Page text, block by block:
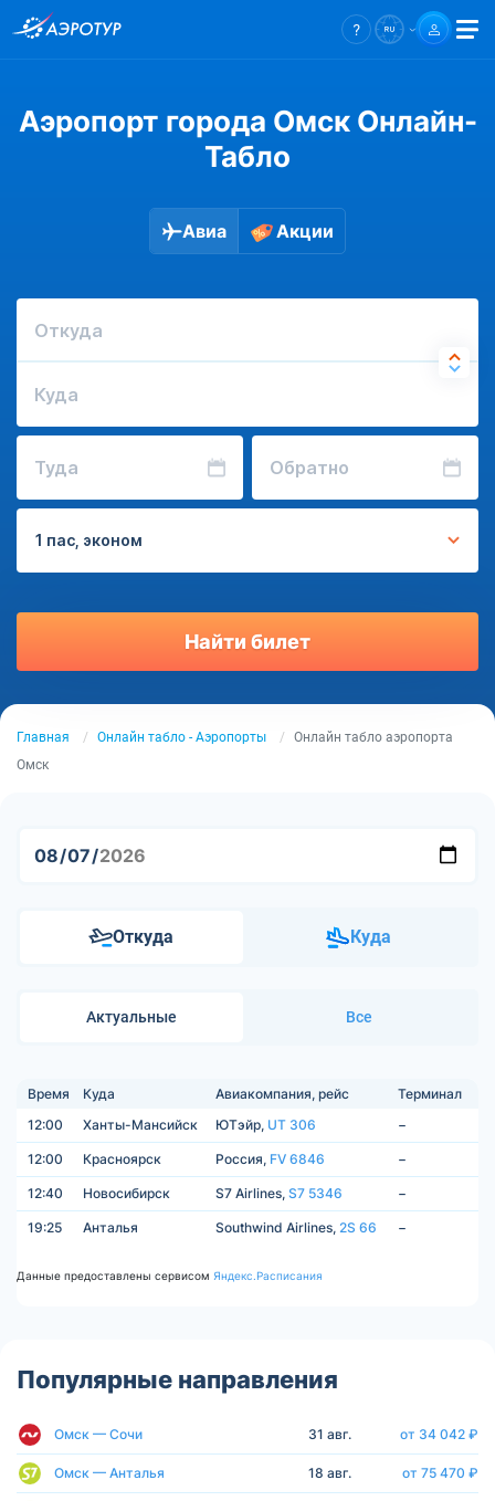
Аэропорт города Омск Онлайн-
Табло
Авиа Акции
Откуда
Куда
Туда Обратно
1 пас, эконом
Найти билет
Главная Онлайн табло - Аэропорты
Онлайн табло аэропорта
Омск
Откуда Куда
Актуальные Все
Время Куда Авиакомпания, рейс
Терминал
12:00
Ханты-Мансийск ЮТэйр, UT 306 −
12:00 Красноярск Россия, FV 6846 −
12:40 Новосибирск S7 Airlines, S7 5346 −
19:25 Анталья Southwind Airlines, 2S 66 −
Данные предоставлены сервисом Яндекс.Расписания
Популярные направления
Омск — Сочи 31 авг. от 34 042 ₽
Омск — Анталья 18 авг. от 75 470 ₽